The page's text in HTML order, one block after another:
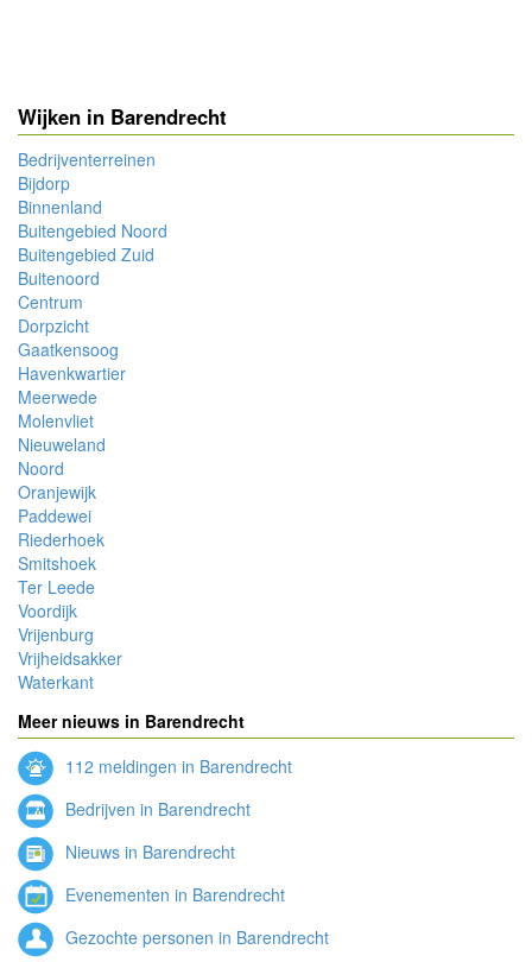
Wijken in Barendrecht
Bedrijventerreinen
Bijdorp
Binnenland
Buitengebied Noord
Buitengebied Zuid
Buitenoord
Centrum
Dorpzicht
Gaatkensoog
Havenkwartier
Meerwede
Molenvliet
Nieuweland
Noord
Oranjewijk
Paddewei
Riederhoek
Smitshoek
Ter Leede
Voordijk
Vrijenburg
Vrijheidsakker
Waterkant
Meer nieuws in Barendrecht
112 meldingen in Barendrecht
Bedrijven in Barendrecht
Nieuws in Barendrecht
Evenementen in Barendrecht
Gezochte personen in Barendrecht